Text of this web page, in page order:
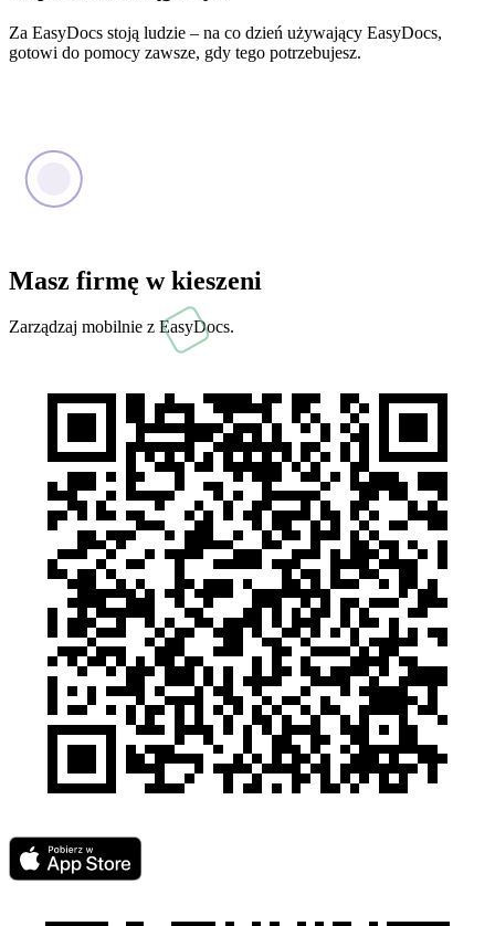
Za EasyDocs stoją ludzie – na co dzień używający EasyDocs,
gotowi do pomocy zawsze, gdy tego potrzebujesz.
Masz firmę w kieszeni
Zarządzaj mobilnie z EasyDocs.